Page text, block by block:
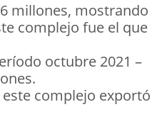
millones, mostrando
complejo fue el que
octubre 2021 –
complejo exportó